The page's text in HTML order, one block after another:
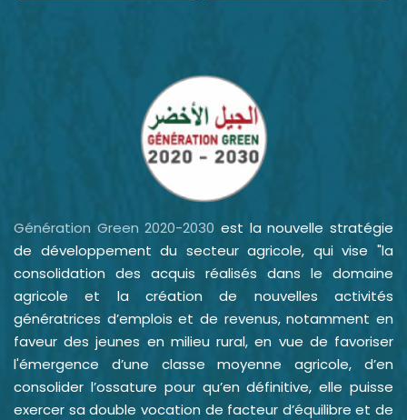
Génération Green 2020-2030 est la nouvelle stratégie
de développement du secteur agricole, qui vise "la
consolidation des acquis réalisés dans le domaine
agricole et la création de nouvelles activités
génératrices d’emplois et de revenus, notamment en
faveur des jeunes en milieu rural, en vue de favoriser
l'émergence d’une classe moyenne agricole, d’en
consolider l’ossature pour qu’en définitive, elle puisse
exercer sa double vocation de facteur d’équilibre et de